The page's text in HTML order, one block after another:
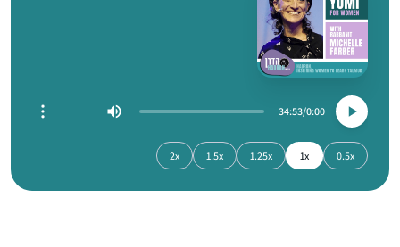
0:00
34:53
0.5x
1x
1.25x
1.5x
2x